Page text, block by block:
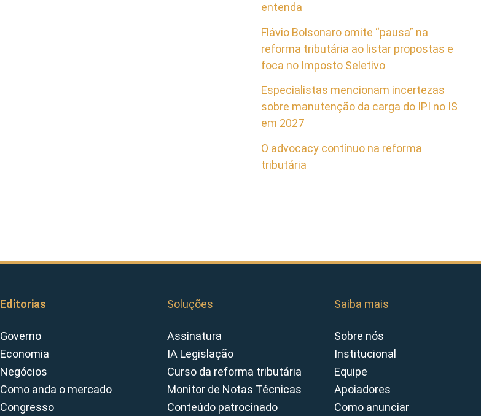
entenda
Flávio Bolsonaro omite “pausa” na
reforma tributária ao listar propostas e
foca no Imposto Seletivo
Especialistas mencionam incertezas
sobre manutenção da carga do IPI no IS
em 2027
O advocacy contínuo na reforma
tributária
Editorias
Governo
Economia
Negócios
Como anda o mercado
Congresso
Soluções
Assinatura
IA Legislação
Curso da reforma tributária
Monitor de Notas Técnicas
Conteúdo patrocinado
Saiba mais
Sobre nós
Institucional
Equipe
Apoiadores
Como anunciar